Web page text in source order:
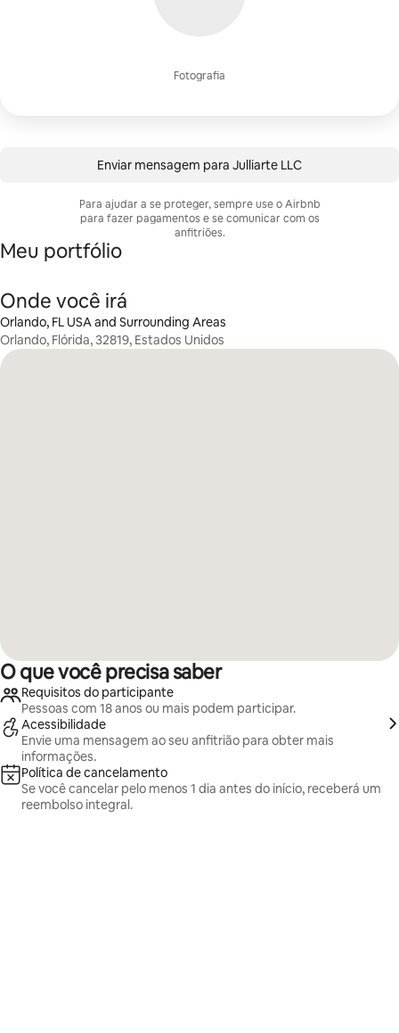
Fotografia
Enviar mensagem para Julliarte LLC
Para ajudar a se proteger, sempre use o Airbnb
para fazer pagamentos e se comunicar com os
anfitriões.
Meu portfólio
Onde você irá
Orlando, FL USA and Surrounding Areas
Orlando, Flórida, 32819, Estados Unidos
O que você precisa saber
Requisitos do participante
Pessoas com 18 anos ou mais podem participar.
Acessibilidade
Envie uma mensagem ao seu anfitrião para obter mais
informações.
Política de cancelamento
Se você cancelar pelo menos 1 dia antes do início, receberá um
reembolso integral.